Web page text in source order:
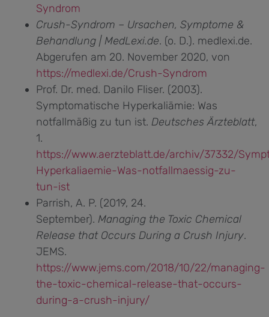
Syndrom
Crush-Syndrom – Ursachen, Symptome &
Behandlung | MedLexi.de. (o. D.). medlexi.de.
Abgerufen am 20. November 2020, von
https://medlexi.de/Crush-Syndrom
Prof. Dr. med. Danilo Fliser. (2003).
Symptomatische Hyperkaliämie: Was
notfallmäßig zu tun ist. Deutsches Ärzteblatt,
1.
https://www.aerzteblatt.de/archiv/37332/
Hyperkaliaemie-Was-notfallmaessig-zu-
tun-ist
Parrish, A. P. (2019, 24.
September). Managing the Toxic Chemical
Release that Occurs During a Crush Injury.
JEMS.
https://www.jems.com/2018/10/22/managing-
the-toxic-chemical-release-that-occurs-
during-a-crush-injury/